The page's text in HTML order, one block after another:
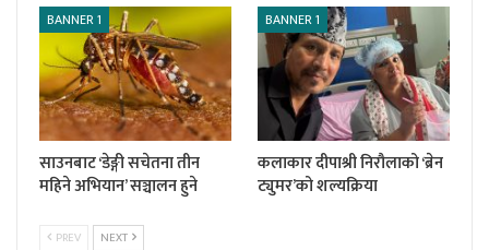
BANNER 1
साउनबाट ‘डेङ्गी सचेतना तीन
महिने अभियान’ सञ्चालन हुने
BANNER 1
कलाकार दीपाश्री निरौलाको ‘ब्रेन
ट्युमर’को शल्यक्रिया
PREV NEXT